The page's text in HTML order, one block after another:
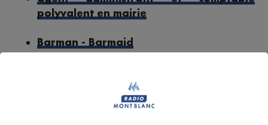
polyvalent en mairie
Barman - Barmaid